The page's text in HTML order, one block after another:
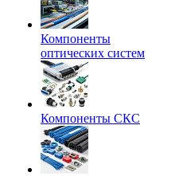
Компоненты
оптических систем
Компоненты СКС